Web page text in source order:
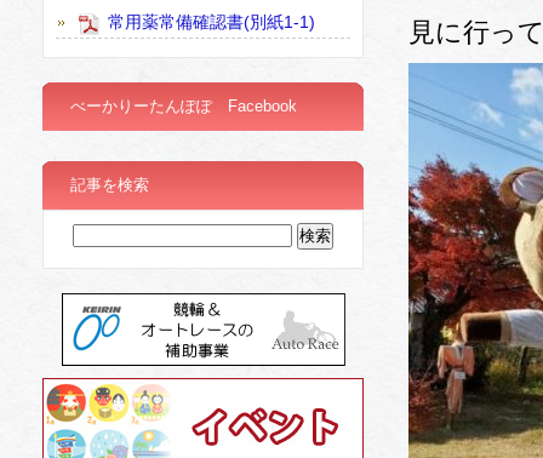
見に行っ
常用薬常備確認書(別紙1-1)
べーかりーたんぽぽ Facebook
記事を検索